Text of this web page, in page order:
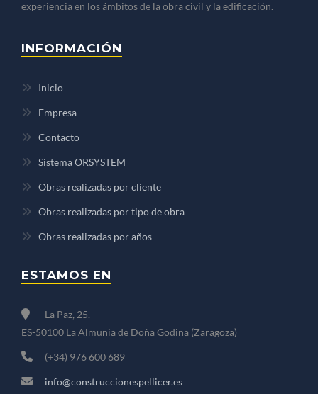
experiencia en los ámbitos de la obra civil y la edificación.
INFORMACIÓN
Inicio
Empresa
Contacto
Sistema ORSYSTEM
Obras realizadas por cliente
Obras realizadas por tipo de obra
Obras realizadas por años
ESTAMOS EN
La Paz, 25.
ES-50100 La Almunia de Doña Godina (Zaragoza)
(+34) 976 600 689
info@construccionespellicer.es